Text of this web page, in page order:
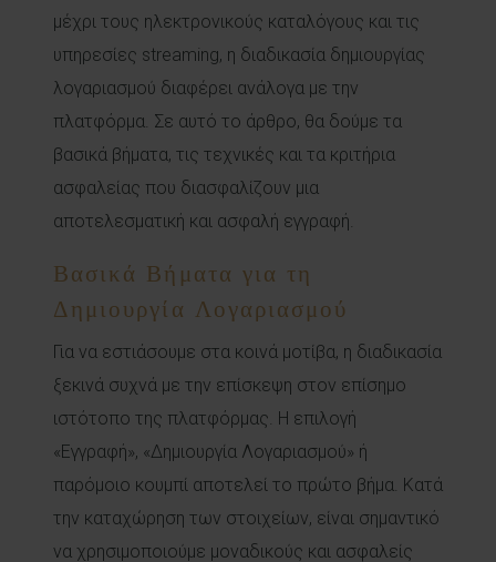
μέχρι τους ηλεκτρονικούς καταλόγους και τις
υπηρεσίες streaming, η διαδικασία δημιουργίας
λογαριασμού διαφέρει ανάλογα με την
πλατφόρμα. Σε αυτό το άρθρο, θα δούμε τα
βασικά βήματα, τις τεχνικές και τα κριτήρια
ασφαλείας που διασφαλίζουν μια
αποτελεσματική και ασφαλή εγγραφή.
Βασικά Βήματα για τη
Δημιουργία Λογαριασμού
Για να εστιάσουμε στα κοινά μοτίβα, η διαδικασία
ξεκινά συχνά με την επίσκεψη στον επίσημο
ιστότοπο της πλατφόρμας. Η επιλογή
«Εγγραφή», «Δημιουργία Λογαριασμού» ή
παρόμοιο κουμπί αποτελεί το πρώτο βήμα. Κατά
την καταχώρηση των στοιχείων, είναι σημαντικό
να χρησιμοποιούμε μοναδικούς και ασφαλείς